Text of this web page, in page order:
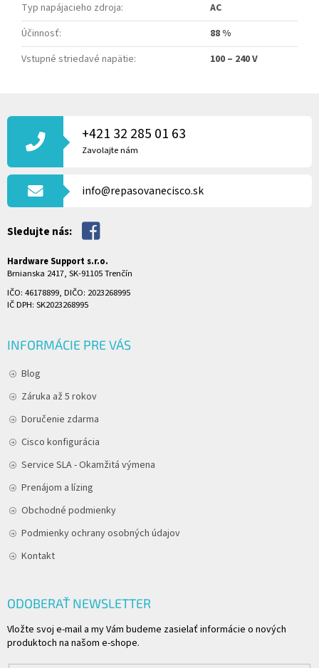
Typ napájacieho zdroja:
AC
Účinnosť:
88 %
Vstupné striedavé napätie: 100 – 240 V
Á
T
+421 32 285 01 63
Zavolajte nám
info@repasovanecisco.sk
Sledujte nás:
Hardware Support s.r.o.
Brnianska 2417, SK-91105 Trenčín
IČO: 46178899, DIČO: 2023268995
IČ DPH: SK2023268995
INFORMÁCIE PRE VÁS
Blog
Záruka až 5 rokov
Doručenie zdarma
Cisco konfigurácia
Service SLA - Okamžitá výmena
Prenájom a lízing
Obchodné podmienky
Podmienky ochrany osobných údajov
Kontakt
ODOBERAŤ NEWSLETTER
Vložte svoj e-mail a my Vám budeme zasielať informácie o nových
produktoch na našom e-shope.